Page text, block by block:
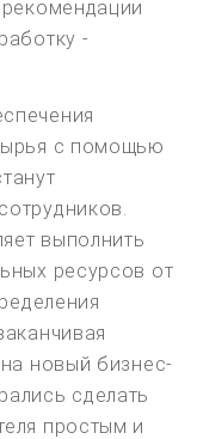
-
с помощью
выполнить
ресурсов от
новый бизнес-
сделать
простым и